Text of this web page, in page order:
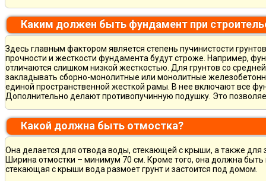
Каким должен быть фундамент при
Здесь главным фактором является степень пучинистости
прочности и жесткости фундамента будут строже. Например,
отличаются слишком низкой жесткостью. Для грунтов со
закладывать сборно-монолитные или монолитные
единой пространственной жесткой рамы. В нее включают все
Дополнительно делают противопучинную подушку. Это
Какой должна быть отмостка?
Она делается для отвода воды, стекающей с крыши, а также для
Ширина отмостки – минимум 70 см. Кроме того, она должна быть
стекающая с крыши вода размоет грунт и застоится под домом.